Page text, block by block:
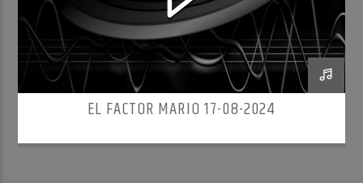
EL FACTOR MARIO 17-08-2024